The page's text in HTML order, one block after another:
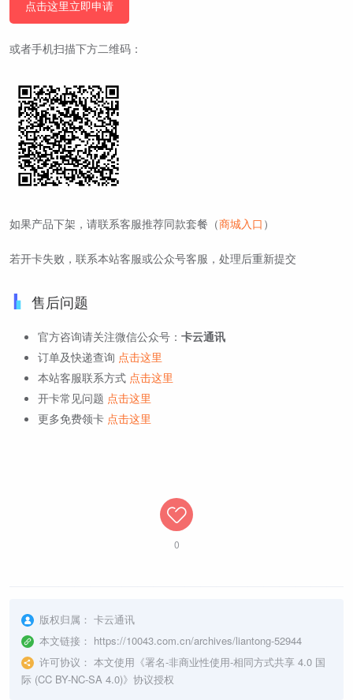
点击这里立即申请
或者手机扫描下方二维码：
如果产品下架，请联系客服推荐同款套餐（商城入口 ）
若开卡失败，联系本站客服或公众号客服，处理后重新提交
售后问题
官方咨询请关注微信公众号： 卡云通讯
订单及快递查询 点击这里
本站客服联系方式 点击这里
开卡常见问题 点击这里
更多免费领卡 点击这里
0
版权归属： 卡云通讯
本文链接： https://10043.com.cn/archives/liantong-52944
许可协议： 本文使用《署名-非商业性使用-相同方式共享 4.0 国
际 (CC BY-NC-SA 4.0)》协议授权